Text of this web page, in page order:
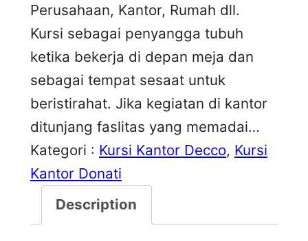
Perusahaan, Kantor, Rumah dll.
Kursi sebagai penyangga tubuh
ketika bekerja di depan meja dan
sebagai tempat sesaat untuk
beristirahat. Jika kegiatan di kantor
ditunjang faslitas yang memadai…
Kategori : Kursi Kantor Decco, Kursi
Kantor Donati
Description